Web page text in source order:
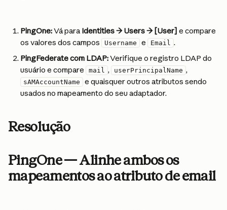
PingOne: Vá para Identities → Users → [User] e compare
os valores dos campos
Username e Email .
PingFederate com LDAP: Verifique o registro LDAP do
usuário e compare
mail , userPrincipalName ,
sAMAccountName
e quaisquer outros atributos sendo
usados no mapeamento do seu adaptador.
Resolução
PingOne — Alinhe ambos os
mapeamentos ao atributo de email